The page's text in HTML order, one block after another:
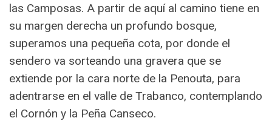
las Camposas. A partir de aquí al camino tiene en
su margen derecha un profundo bosque,
superamos una pequeña cota, por donde el
sendero va sorteando una gravera que se
extiende por la cara norte de la Penouta, para
adentrarse en el valle de Trabanco, contemplando
el Cornón y la Peña Canseco.